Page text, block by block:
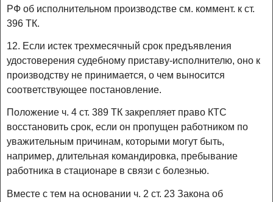
РФ об исполнительном производстве см. коммент. к ст.
396 ТК.
12. Если истек трехмесячный срок предъявления
удостоверения судебному приставу-исполнителю, оно к
производству не принимается, о чем выносится
соответствующее постановление.
Положение ч. 4 ст. 389 ТК закрепляет право КТС
восстановить срок, если он пропущен работником по
уважительным причинам, которыми могут быть,
например, длительная командировка, пребывание
работника в стационаре в связи с болезнью.
Вместе с тем на основании ч. 2 ст. 23 Закона об